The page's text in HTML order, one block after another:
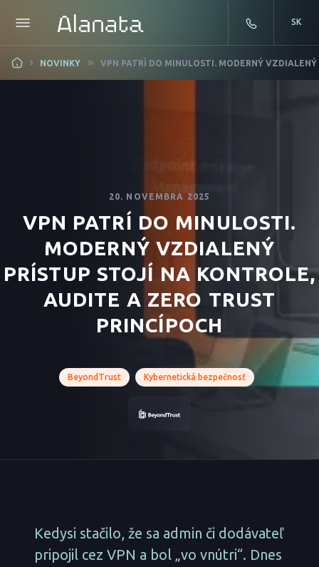
SK
NOVINKY VPN PATRÍ DO MINULOSTI. MODERNÝ
20. NOVEMBRA 2025
VPN PATRÍ DO MINULOSTI.
MODERNÝ VZDIALENÝ
PRÍSTUP STOJÍ NA KONTROLE,
AUDITE A ZERO TRUST
PRINCÍPOCH
BeyondTrust Kybernetická bezpečnosť
Kedysi stačilo, že sa admin či dodávateľ
pripojil cez VPN a bol „vo vnútri“. Dnes